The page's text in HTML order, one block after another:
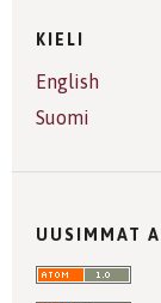
KIELI
English
Suomi
UUSIMMAT